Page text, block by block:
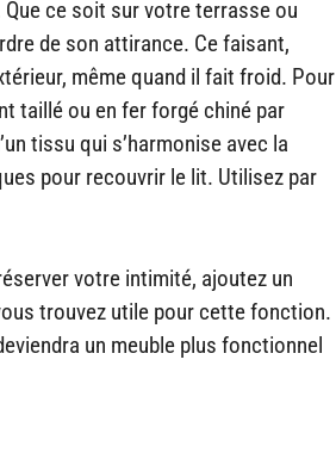
ce soit sur votre terrasse ou
de son attirance. Ce faisant,
même quand il fait froid. Pour
taillé ou en fer forgé chiné par
tissu qui s’harmonise avec la
pour recouvrir le lit. Utilisez par
votre intimité, ajoutez un
trouvez utile pour cette fonction.
un meuble plus fonctionnel